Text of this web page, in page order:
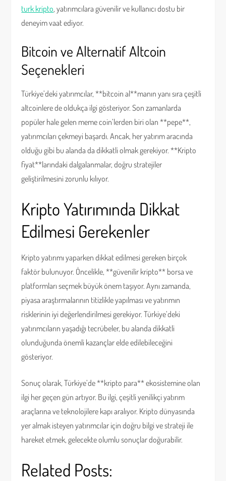
turk kripto, yatırımcılara güvenilir ve kullanıcı dostu bir
deneyim vaat ediyor.
Bitcoin ve Alternatif Altcoin
Seçenekleri
Türkiye’deki yatırımcılar, **bitcoin al**manın yanı sıra çeşitli
altcoinlere de oldukça ilgi gösteriyor. Son zamanlarda
popüler hale gelen meme coin’lerden biri olan **pepe**,
yatırımcıları çekmeyi başardı. Ancak, her yatırım aracında
olduğu gibi bu alanda da dikkatli olmak gerekiyor. **Kripto
fiyat**larındaki dalgalanmalar, doğru stratejiler
geliştirilmesini zorunlu kılıyor.
Kripto Yatırımında Dikkat
Edilmesi Gerekenler
Kripto yatırımı yaparken dikkat edilmesi gereken birçok
faktör bulunuyor. Öncelikle, **güvenilir kripto** borsa ve
platformları seçmek büyük önem taşıyor. Aynı zamanda,
piyasa araştırmalarının titizlikle yapılması ve yatırımın
risklerinin iyi değerlendirilmesi gerekiyor. Türkiye’deki
yatırımcıların yaşadığı tecrübeler, bu alanda dikkatli
olunduğunda önemli kazançlar elde edilebileceğini
gösteriyor.
Sonuç olarak, Türkiye’de **kripto para** ekosistemine olan
ilgi her geçen gün artıyor. Bu ilgi, çeşitli yenilikçi yatırım
araçlarına ve teknolojilere kapı aralıyor. Kripto dünyasında
yer almak isteyen yatırımcılar için doğru bilgi ve strateji ile
hareket etmek, gelecekte olumlu sonuçlar doğurabilir.
Related Posts: